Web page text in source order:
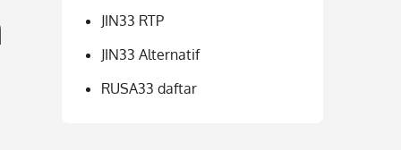
JIN33 RTP
JIN33 Alternatif
RUSA33 daftar